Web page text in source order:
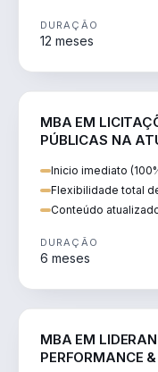
DURAÇÃO
12 meses
MBA EM
PÚBLICAS NA
Inicio imediato
Flexibilidade total
Conteúdo
DURAÇÃO
6 meses
MBA EM
PERFORMANCE